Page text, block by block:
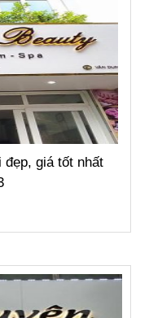
đẹp, giá tốt nhất